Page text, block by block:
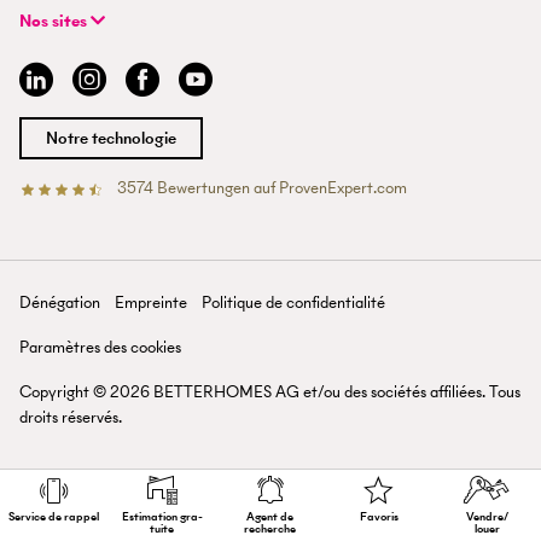
info@betterhomes.ch
Expériences BETTERHOMES
Emplois
Sites
Médias
Recherche de bien
Estimation de bien
Guide de l'immobilier
Devenir agent immobilier
Nos sites
Argovie
Bâle
Coire
Lausanne
Lucerne
Saint-Gall
Lac de Zurich
Notre technologie
3574Bewertungen auf ProvenExpert.com
Dénégation Empreinte
Politique de confidentialité
Paramètres des cookies
Copyright ©2026 BETTERHOMES AG et/ou des sociétés affiliées. Tous
droits réservés.
Service de rappel Estimation gra­
tuite
Agent de
recherche
Favoris Vendre/
louer